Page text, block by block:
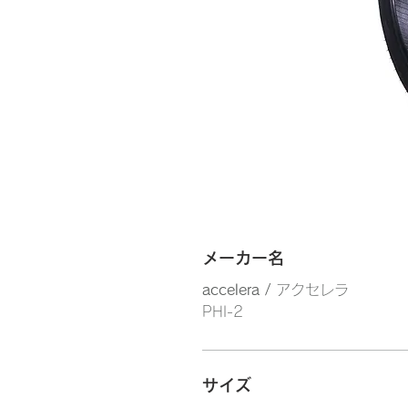
メーカー名
accelera / アクセレラ
PHI-2
サイズ